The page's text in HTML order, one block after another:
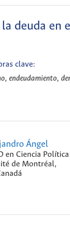
deuda en
clave:
endeudamiento,
Ángel
en Ciencia Política
de Montréal,